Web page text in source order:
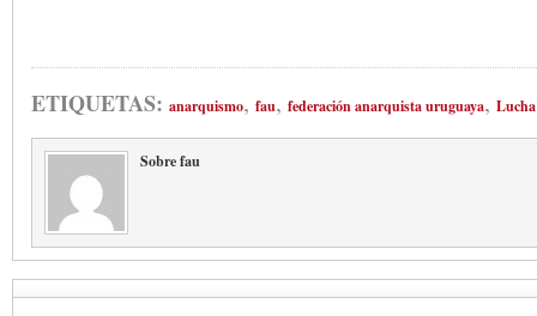
ETIQUETAS: anarquismo, fau, federación anarquista uruguaya,
Sobre fau